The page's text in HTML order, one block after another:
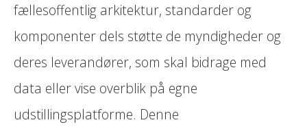
fællesoffentlig arkitektur, standarder og
komponenter dels støtte de myndigheder og
deres leverandører, som skal bidrage med
data eller vise overblik på egne
udstillingsplatforme. Denne